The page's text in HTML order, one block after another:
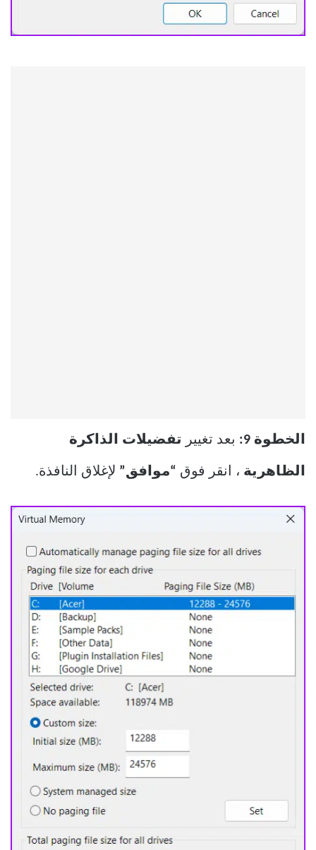
الخطوة 9: بعد تغيير تفضيلات الذاكرة
الظاهرية ، انقر فوق “موافق” لإغلاق النافذة.